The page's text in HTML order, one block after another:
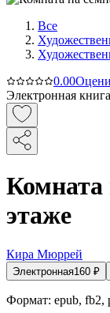
Все
0.00
Электронная книга
Комната
этаже
Кира Мюррей
Электронная160 ₽
Формат: epub, fb2,